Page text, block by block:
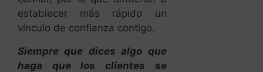
establecer más rápido un
vínculo de confianza contigo.
Siempre que dices algo que
haga que los clientes se